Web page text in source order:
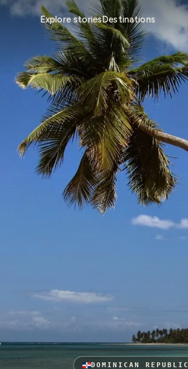
Explore storiesDestinations
DOMINICAN REPUBLIC